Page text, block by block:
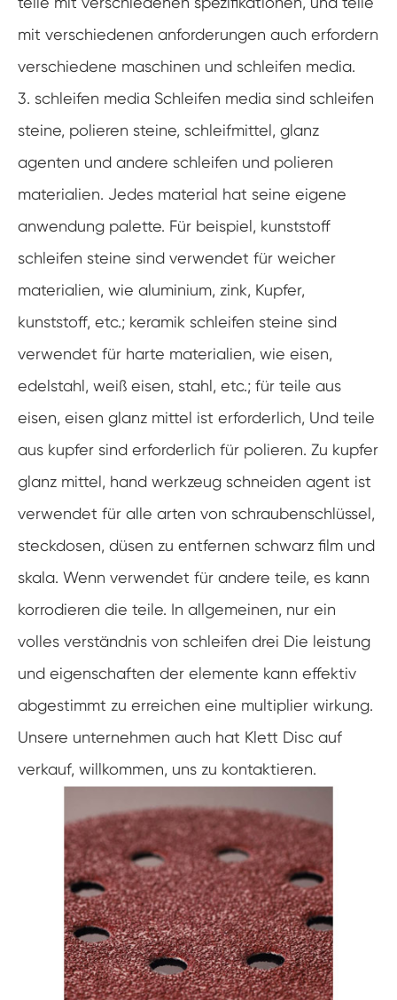
mit verschiedenen anforderungen auch erfordern
verschiedene maschinen und schleifen media.
3. schleifen media Schleifen media sind schleifen
steine, polieren steine, schleifmittel, glanz
agenten und andere schleifen und polieren
materialien. Jedes material hat seine eigene
anwendung palette. Für beispiel, kunststoff
schleifen steine sind verwendet für weicher
materialien, wie aluminium, zink, Kupfer,
kunststoff, etc.; keramik schleifen steine sind
verwendet für harte materialien, wie eisen,
edelstahl, weiß eisen, stahl, etc.; für teile aus
eisen, eisen glanz mittel ist erforderlich, Und teile
aus kupfer sind erforderlich für polieren. Zu kupfer
glanz mittel, hand werkzeug schneiden agent ist
verwendet für alle arten von schraubenschlüssel,
steckdosen, düsen zu entfernen schwarz film und
skala. Wenn verwendet für andere teile, es kann
korrodieren die teile. In allgemeinen, nur ein
volles verständnis von schleifen drei Die leistung
und eigenschaften der elemente kann effektiv
abgestimmt zu erreichen eine multiplier wirkung.
Unsere unternehmen auch hat Klett Disc auf
verkauf, willkommen, uns zu kontaktieren.